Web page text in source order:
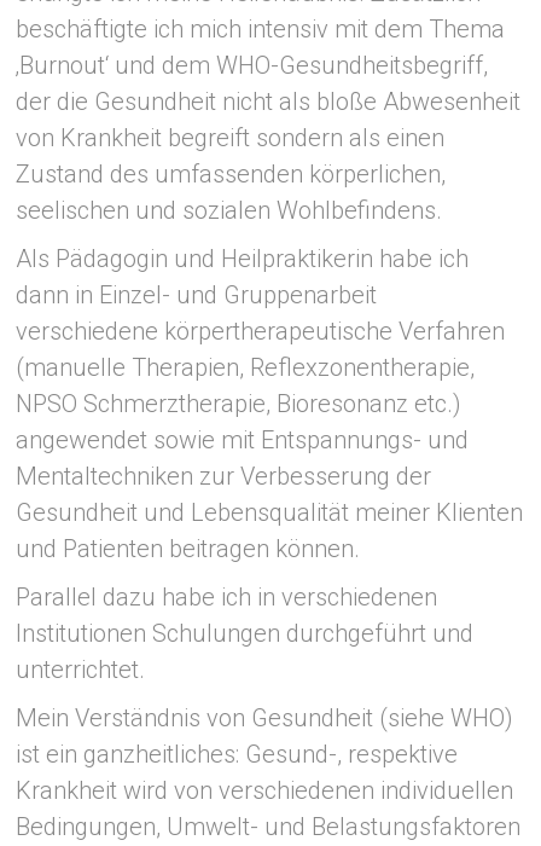
beschäftigte ich mich intensiv mit dem Thema
‚Burnout‘ und dem WHO-Gesundheitsbegriff,
der die Gesundheit nicht als bloße Abwesenheit
von Krankheit begreift sondern als einen
Zustand des umfassenden körperlichen,
seelischen und sozialen Wohlbefindens.
Als Pädagogin und Heilpraktikerin habe ich
dann in Einzel- und Gruppenarbeit
verschiedene körpertherapeutische Verfahren
(manuelle Therapien, Reflexzonentherapie,
NPSO Schmerztherapie, Bioresonanz etc.)
angewendet sowie mit Entspannungs- und
Mentaltechniken zur Verbesserung der
Gesundheit und Lebensqualität meiner Klienten
und Patienten beitragen können.
Parallel dazu habe ich in verschiedenen
Institutionen Schulungen durchgeführt und
unterrichtet.
Mein Verständnis von Gesundheit (siehe WHO)
ist ein ganzheitliches: Gesund-, respektive
Krankheit wird von verschiedenen individuellen
Bedingungen, Umwelt- und Belastungsfaktoren